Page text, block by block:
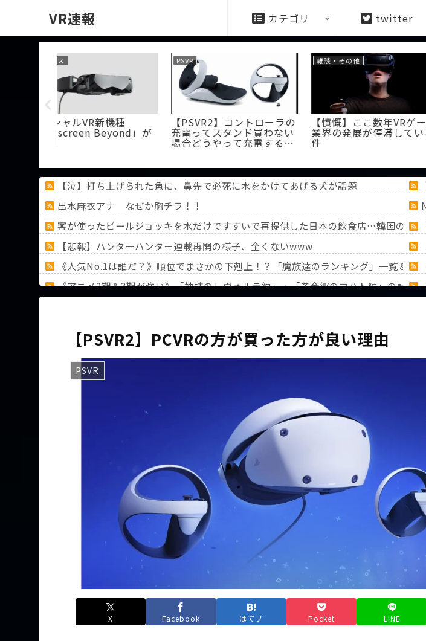
VR速報 カテゴリ twitter
【PSVR2】「3Dブルーレ
イ」の対応はしてくれない
【PSVR2】バイオ7のPS5
版は対応してるの？
PSVR
【PSVR2】視線
能なFPS「
Ultra」が面白そ
【泣】打ち上げられた魚に、鼻先で必死に水をかけてあげる犬が話題
出水麻衣アナ なぜか胸チラ！！
客が使ったビールジョッキを水だけですすいで再提供した日本の飲食店…韓国のネ
【悲報】ハンターハンター連載再開の様子、全くないwww
《人気No.1は誰だ？》順位でまさかの下剋上！？「魔族達のランキング」一覧＆
《アニメ2期＆3期が強い》「神技のレヴォルテ編」・「黄金郷のマハト編」の計
Powered by livedoor 相互RSS
【PSVR2】PCVRの方が買った方が良い理由
PSVR
X Facebook はてブ Pocket LINE